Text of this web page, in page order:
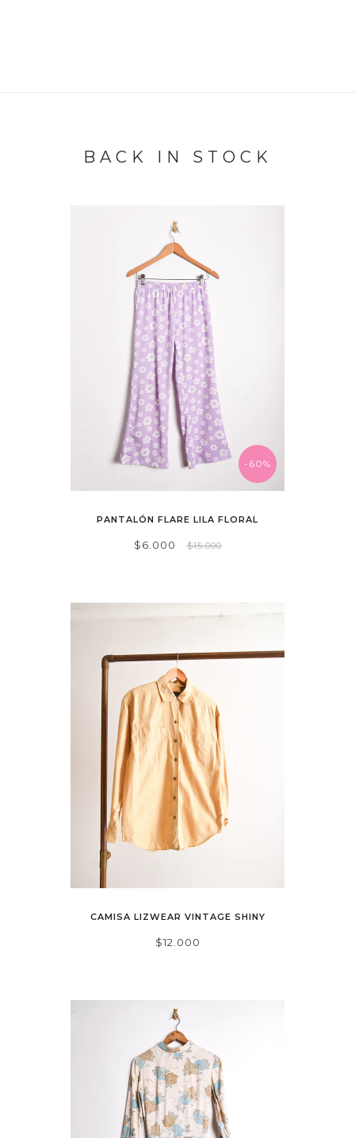
BACK IN STOCK
-60%
PANTALÓN FLARE LILA FLORAL
$6.000 $15.000
CAMISA LIZWEAR VINTAGE SHINY
$12.000